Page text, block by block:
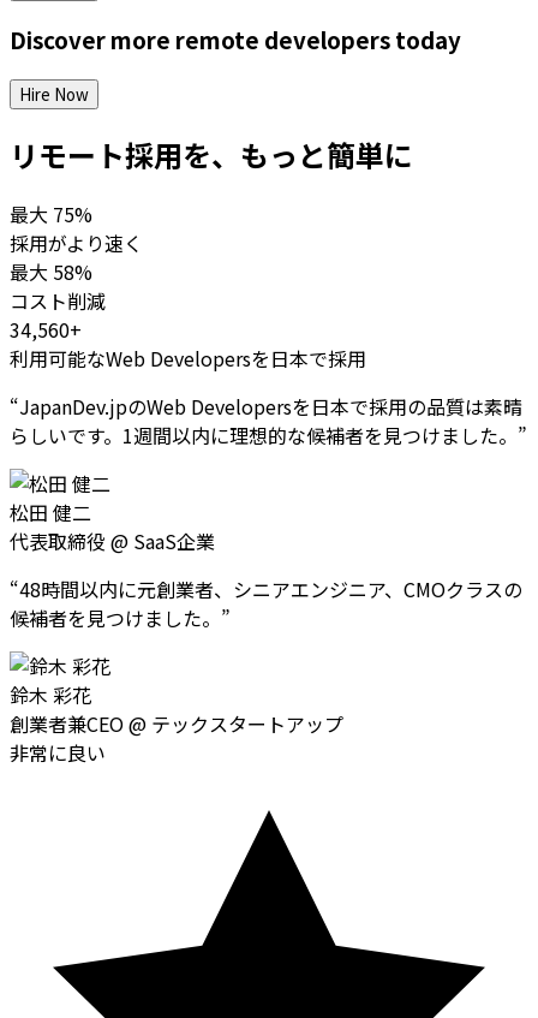
Discover more remote developerstoday
Hire Now
リモート採用を、もっと簡単に
最大 75%
採用がより速く
最大 58%
コスト削減
34,560+
利用可能なWeb Developersを日本で採用
“JapanDev.jpのWeb Developersを日本で採用の品質は素晴
らしいです。1週間以内に理想的な候補者を見つけました。 ”
松田 健二
代表取締役 @ SaaS企業
“48時間以内に元創業者、シニアエンジニア、CMOクラスの
候補者を見つけました。 ”
鈴木 彩花
創業者兼CEO@ テックスタートアップ
非常に良い